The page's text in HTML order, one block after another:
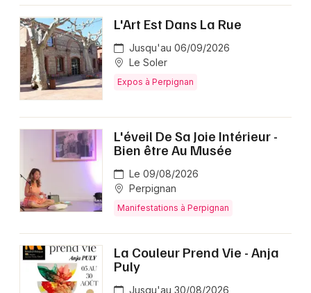
L'Art Est Dans La Rue
Jusqu'au 06/09/2026
Le Soler
Expos à Perpignan
L'éveil De Sa Joie Intérieur -
Bien être Au Musée
Le 09/08/2026
Perpignan
Manifestations à Perpignan
La Couleur Prend Vie - Anja
Puly
Jusqu'au 30/08/2026